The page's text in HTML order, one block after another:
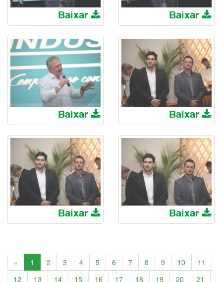
Baixar Baixar
Baixar Baixar
Baixar Baixar
« Anterior
1 2 3 4 5 6 7 8 9 10
11
12
13 14 15 16 17 18 19 20
21